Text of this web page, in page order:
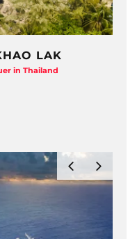
LAK
in Thailand